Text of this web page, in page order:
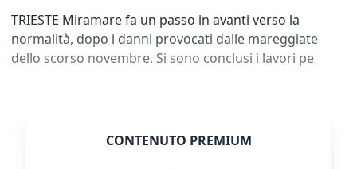
TRIESTE Miramare fa un passo in avanti verso la
normalità, dopo i danni provocati dalle mareggiate
dello scorso novembre. Si sono conclusi i lavori pe
CONTENUTO PREMIUM